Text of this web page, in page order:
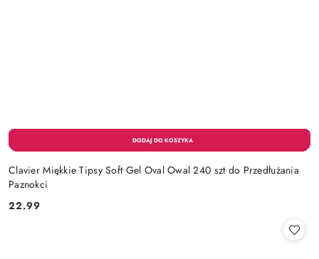
Clavier Miękkie Tipsy Soft Gel Oval Owal 240 szt do Przedłużania
Paznokci
Cena:
22.99